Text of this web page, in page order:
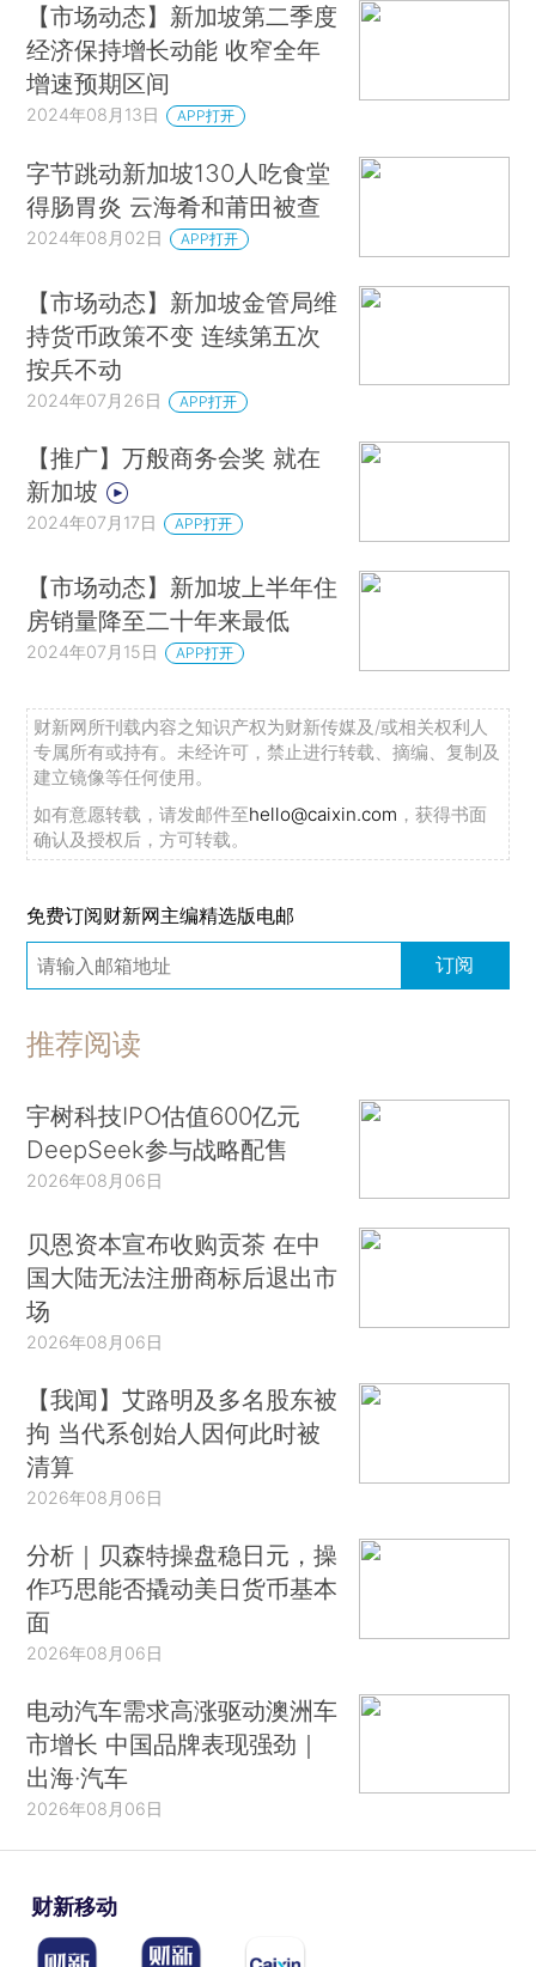
【市场动态】新加坡第二季度
经济保持增长动能 收窄全年
增速预期区间
2024年08月13日 APP打开
字节跳动新加坡130人吃食堂
得肠胃炎 云海肴和莆田被查
2024年08月02日 APP打开
【市场动态】新加坡金管局维
持货币政策不变 连续第五次
按兵不动
2024年07月26日 APP打开
【推广】万般商务会奖 就在
新加坡
2024年07月17日 APP打开
【市场动态】新加坡上半年住
房销量降至二十年来最低
2024年07月15日 APP打开
财新网所刊载内容之知识产权为财新传媒及/或相关权利人
专属所有或持有。未经许可，禁止进行转载、摘编、复制及
建立镜像等任何使用。
如有意愿转载，请发邮件至hello@caixin.com ，获得书面
确认及授权后，方可转载。
免费订阅财新网主编精选版电邮
订阅
推荐阅读
宇树科技IPO估值600亿元
DeepSeek参与战略配售
2026年08月06日
贝恩资本宣布收购贡茶 在中
国大陆无法注册商标后退出市
场
2026年08月06日
【我闻】艾路明及多名股东被
拘 当代系创始人因何此时被
清算
2026年08月06日
分析｜贝森特操盘稳日元，操
作巧思能否撬动美日货币基本
面
2026年08月06日
电动汽车需求高涨驱动澳洲车
市增长 中国品牌表现强劲｜
出海·汽车
2026年08月06日
财新移动